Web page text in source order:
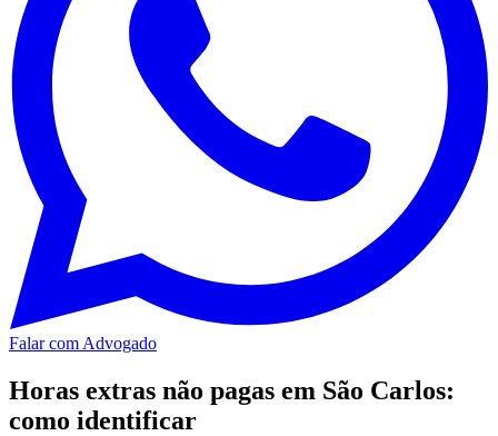
Falar com Advogado
Horas extras não pagas em São Carlos:
como identificar